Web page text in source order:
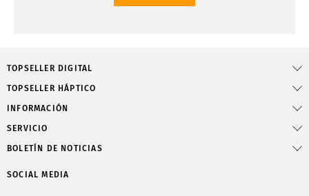
TOPSELLER DIGITAL
TOPSELLER HÁPTICO
INFORMACIÓN
SERVICIO
BOLETÍN DE NOTICIAS
SOCIAL MEDIA